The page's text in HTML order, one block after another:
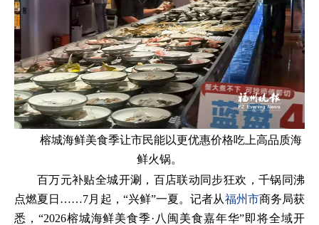
榕城海鲜美食季让市民能以更优惠价格吃上高品质海
鲜火锅。
百万元补贴全城开涮，百店联动同步狂欢，千锅同沸
点燃夏日……7月起，“兴鲜”一夏。记者从福州市商务局获
悉，“2026榕城海鲜美食季·八闽美食嘉年华”即将全域开